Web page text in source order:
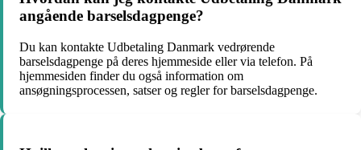
angående barselsdagpenge?
Du kan kontakte Udbetaling Danmark vedrørende
barselsdagpenge på deres hjemmeside eller via telefon. På
hjemmesiden finder du også information om
ansøgningsprocessen, satser og regler for barselsdagpenge.